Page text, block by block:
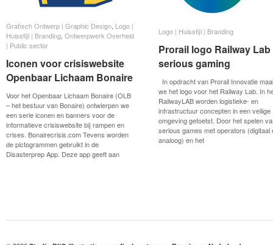
Grafisch Ontwerp | Graphic Design Logo |
Huisstijl | Branding Ontwerpwerk Overheid
| Public sector
Iconen voor crisiswebsite
Openbaar Lichaam Bonaire
Voor het Openbaar Lichaam Bonaire (OLB
– het bestuur van Bonaire) ontwierpen we
een serie iconen en banners voor de
informatieve crisiswebsite bij rampen en
crises. Bonairecrisis.com Tevens worden
de pictogrammen gebruikt in de
Disasterprep App. Deze app geeft aan
Grafisch Ontwerp | Graphic Design Logo |
Huisstijl | Branding Ontwerpwerk Overheid
| Public sector
Iconen voor crisiswebsite
Openbaar Lichaam Bonaire
Logo | Huisstijl | Branding
Prorail logo Railway Lab
serious gaming
In opdracht van Prorail Innovatie
we het logo voor het Railway Lab. In
RailwayLAB worden logistieke- en
infrastructuur concepten in een veilige
omgeving getoetst. Door het spelen
serious games met operators (digitaal
analoog) en het
Logo | Huisstijl | Branding
Prorail logo Railway Lab
serious gaming